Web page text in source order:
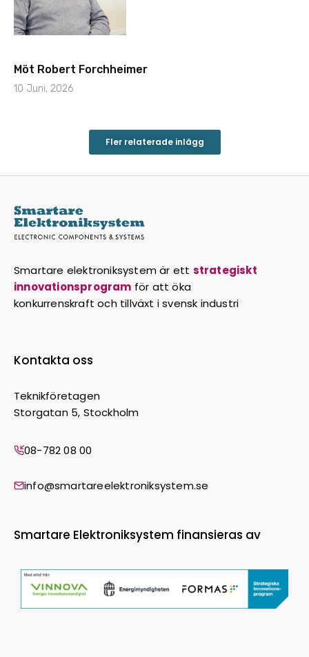
Möt Robert Forchheimer
10 Juni, 2026
Fler relaterade inlägg
Smartare elektroniksystem är ett strategiskt
innovationsprogram för att öka
konkurrenskraft och tillväxt i svensk industri
Kontakta oss
Teknikföretagen
Storgatan 5, Stockholm
08-782 08 00
info@smartareelektroniksystem.se
Smartare Elektroniksystem finansieras av